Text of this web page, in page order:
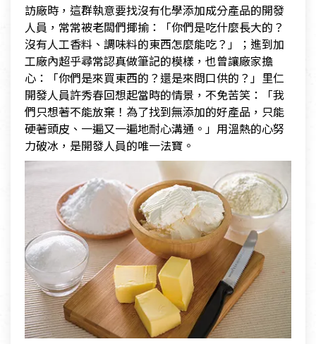
訪廠時，這群執意要找沒有化學添加成分產品的開發
人員，常常被老闆們揶揄：「你們是吃什麼長大的？
沒有人工香料、調味料的東西怎麼能吃？」；進到加
工廠內超乎尋常認真做筆記的模樣，也曾讓廠家擔
心：「你們是來買東西的？還是來問口供的？」里仁
開發人員許秀春回想起當時的情景，不免苦笑：「我
們只想著不能放棄！為了找到無添加的好產品，只能
硬著頭皮、一遍又一遍地耐心溝通。」用溫熱的心努
力破冰，是開發人員的唯一法寶。